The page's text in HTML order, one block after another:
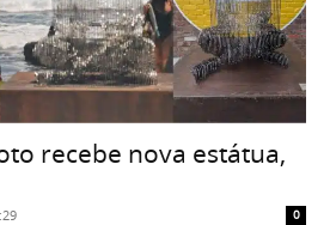
recebe nova estátua,
0